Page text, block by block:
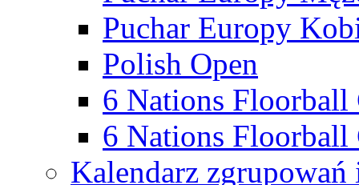
Puchar Europy
Polish Open
6 Nations Floorball
6 Nations Floorball
Kalendarz